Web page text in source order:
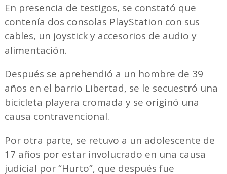
En presencia de testigos, se constató que
contenía dos consolas PlayStation con sus
cables, un joystick y accesorios de audio y
alimentación.
Después se aprehendió a un hombre de 39
años en el barrio Libertad, se le secuestró una
bicicleta playera cromada y se originó una
causa contravencional.
Por otra parte, se retuvo a un adolescente de
17 años por estar involucrado en una causa
judicial por “Hurto”, que después fue